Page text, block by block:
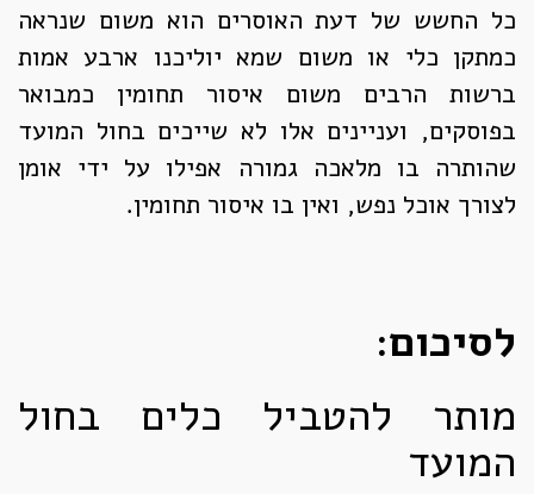
כל החשש של דעת האוסרים הוא משום שנראה
כמתקן כלי או משום שמא יוליכנו ארבע אמות
ברשות הרבים משום איסור תחומין כמבואר
בפוסקים, ועניינים אלו לא שייכים בחול המועד
שהותרה בו מלאכה גמורה אפילו על ידי אומן
לצורך אוכל נפש, ואין בו איסור תחומין.
לסיכום:
מותר להטביל כלים בחול
המועד